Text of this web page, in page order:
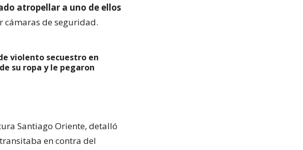
atropellar a uno de ellos
de seguridad.
violento secuestro en
su ropa y le pegaron
Santiago Oriente, detalló
en contra del